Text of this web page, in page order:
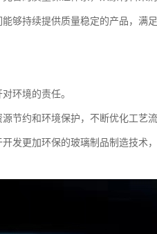
够持续提供质量稳定的产品，满
环境的责任。
节约和环境保护，不断优化工艺
发更加环保的玻璃制品制造技术